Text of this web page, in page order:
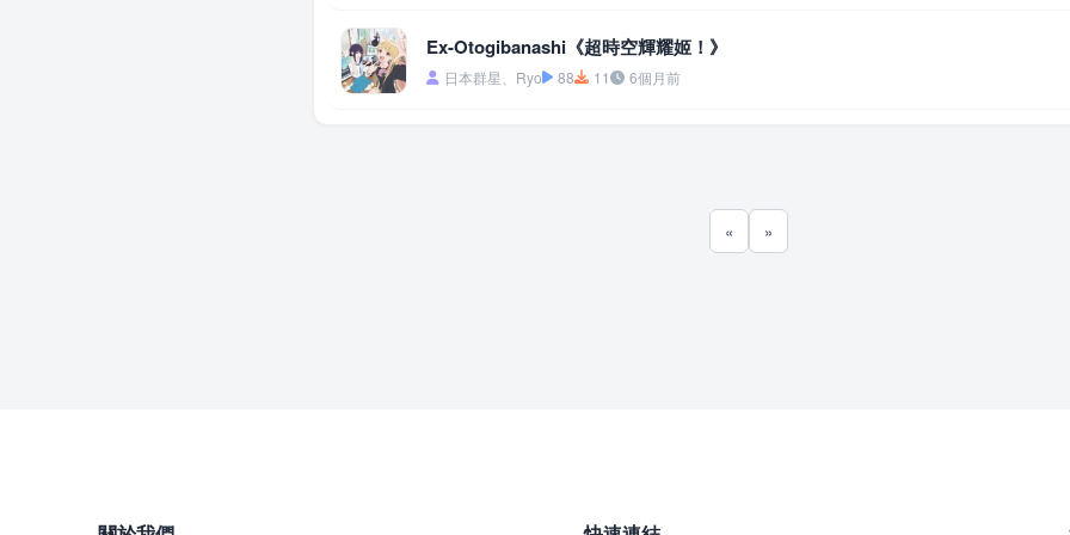
Ex-Otogibanashi《超時空輝耀姬！》
日本群星、Ryo 88 11 6個月前
« »